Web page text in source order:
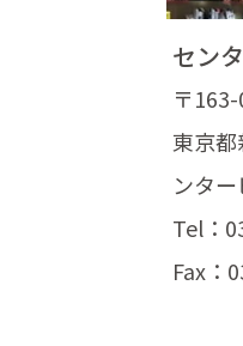
セン
〒
東京
ンタ
Tel：
Fax：